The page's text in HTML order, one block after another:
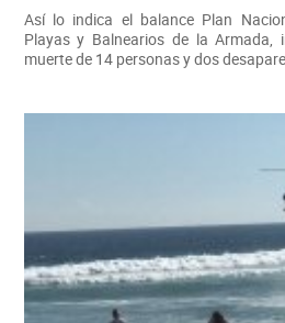
Así lo indica el balance Plan
Playas y Balnearios de la Armada,
muerte de 14 personas y dos